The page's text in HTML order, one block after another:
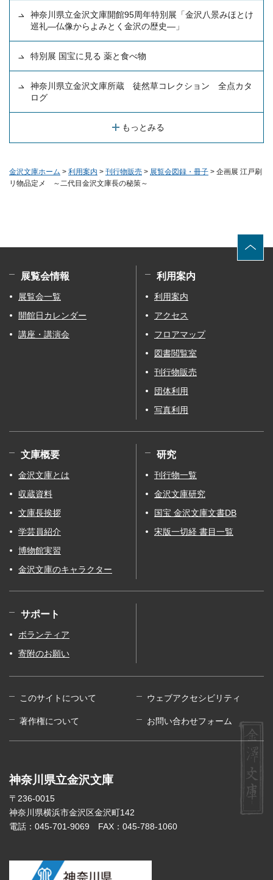
神奈川県立金沢文庫開館95周年特別展「金沢八景みほとけ
巡礼―仏像からよみとく金沢の歴史―」
特別展 国宝に見る 薬と食べ物
神奈川県立金沢文庫所蔵 徒然草コレクション 全点カタ
ログ
もっとみる
金沢文庫ホーム > 利用案内 > 刊行物販売 > 展覧会図録・冊子 > 企画展 江戸刷
リ物品定メ ～二代目金沢文庫長の秘策～
展覧会情報
展覧会一覧
開館日カレンダー
講座・講演会
利用案内
利用案内
アクセス
フロアマップ
図書閲覧室
刊行物販売
団体利用
写真利用
文庫概要
金沢文庫とは
収蔵資料
文庫長挨拶
学芸員紹介
博物館実習
金沢文庫のキャラクター
研究
刊行物一覧
金沢文庫研究
国宝 金沢文庫文書DB
宋版一切経 書目一覧
サポート
ボランティア
寄附のお願い
このサイトについて ウェブアクセシビリティ
著作権について お問い合わせフォーム
神奈川県立金沢文庫
〒236-0015
神奈川県横浜市金沢区金沢町142
電話：045-701-9069
FAX：045-788-1060